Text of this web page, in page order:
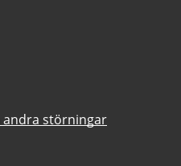
störningar